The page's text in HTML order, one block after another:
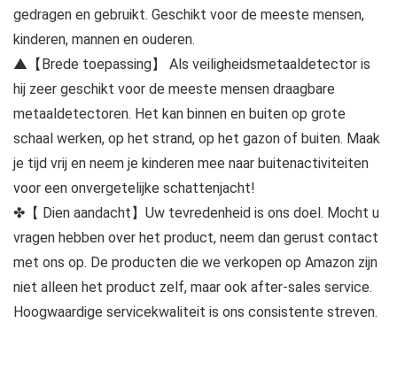
gedragen en gebruikt. Geschikt voor de meeste mensen,
kinderen, mannen en ouderen.
▲【Brede toepassing】 Als veiligheidsmetaaldetector is
hij zeer geschikt voor de meeste mensen draagbare
metaaldetectoren. Het kan binnen en buiten op grote
schaal werken, op het strand, op het gazon of buiten. Maak
je tijd vrij en neem je kinderen mee naar buitenactiviteiten
voor een onvergetelijke schattenjacht!
✤【 Dien aandacht】Uw tevredenheid is ons doel. Mocht u
vragen hebben over het product, neem dan gerust contact
met ons op. De producten die we verkopen op Amazon zijn
niet alleen het product zelf, maar ook after-sales service.
Hoogwaardige servicekwaliteit is ons consistente streven.